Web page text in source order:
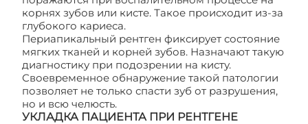
корнях зубов или кисте. Такое происходит из-за
глубокого кариеса.
Периапикальный рентген фиксирует состояние
мягких тканей и корней зубов. Назначают такую
диагностику при подозрении на кисту.
Своевременное обнаружение такой патологии
позволяет не только спасти зуб от разрушения,
но и всю челюсть.
УКЛАДКА ПАЦИЕНТА ПРИ РЕНТГЕНЕ